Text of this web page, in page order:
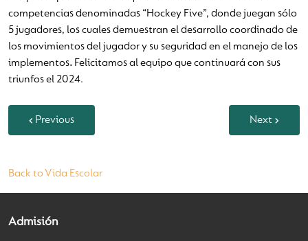
competencias denominadas “Hockey Five”, donde juegan sólo
5 jugadores, los cuales demuestran el desarrollo coordinado de
los movimientos del jugador y su seguridad en el manejo de los
implementos. Felicitamos al equipo que continuará con sus
triunfos el 2024.
Previous Next
Back to Vida Escolar
Admisión